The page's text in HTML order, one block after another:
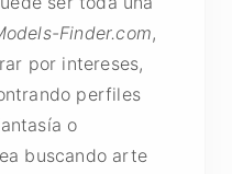
Finder.com,
por intereses,
perfiles
o
buscando arte